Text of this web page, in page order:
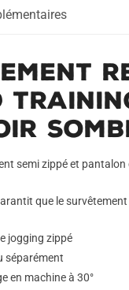
semi zippé et pantalon
que le survêtement
jogging zippé
séparément
en machine à 30°